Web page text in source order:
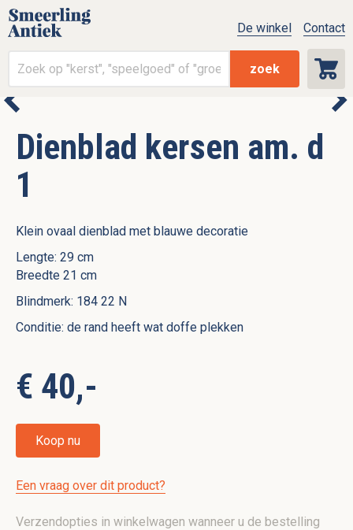
zoek
De winkel Contact
Dienblad kersen am. d
1
Klein ovaal dienblad met blauwe decoratie
Lengte: 29 cm
Breedte 21 cm
Blindmerk: 184 22 N
Conditie: de rand heeft wat doffe plekken
€ 40,-
Koop nu
Een vraag over dit product?
Verzendopties in winkelwagen wanneer u de bestelling